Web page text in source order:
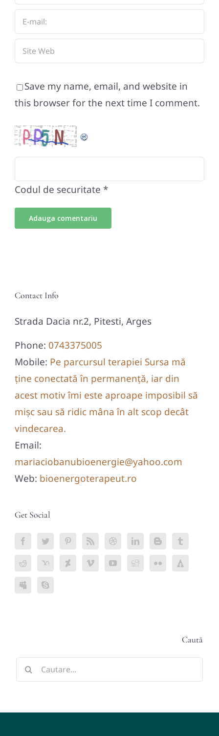
Save my name, email, and website in
this browser for the next time I comment.
Codul de securitate *
Contact Info
Strada Dacia nr.2, Pitesti, Arges
Phone: 0743375005
Mobile: Pe parcursul terapiei Sursa mă
ține conectată în permanență, iar din
acest motiv îmi este aproape imposibil să
mișc sau să ridic mâna în alt scop decât
vindecarea.
Email:
mariaciobanubioenergie@yahoo.com
Web: bioenergoterapeut.ro
Get Social
Caută
Cautare...